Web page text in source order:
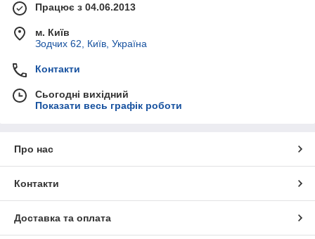
Працює з 04.06.2013
м. Київ
Зодчих 62, Київ, Україна
Контакти
Сьогодні вихідний
Показати весь графік роботи
Про нас
Контакти
Доставка та оплата